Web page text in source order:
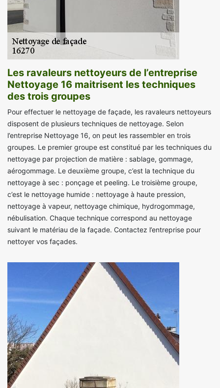
Les ravaleurs nettoyeurs de l’entreprise
Nettoyage 16 maitrisent les techniques
des trois groupes
Pour effectuer le nettoyage de façade, les ravaleurs nettoyeurs
disposent de plusieurs techniques de nettoyage. Selon
l’entreprise Nettoyage 16, on peut les rassembler en trois
groupes. Le premier groupe est constitué par les techniques du
nettoyage par projection de matière : sablage, gommage,
aérogommage. Le deuxième groupe, c’est la technique du
nettoyage à sec : ponçage et peeling. Le troisième groupe,
c’est le nettoyage humide : nettoyage à haute pression,
nettoyage à vapeur, nettoyage chimique, hydrogommage,
nébulisation. Chaque technique correspond au nettoyage
suivant le matériau de la façade. Contactez l’entreprise pour
nettoyer vos façades.